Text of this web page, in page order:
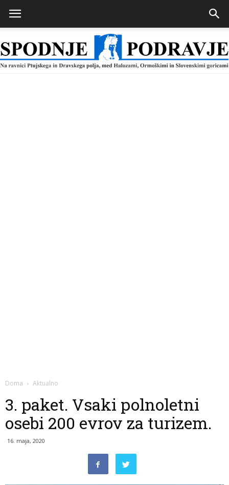
Doma Aktualno
3. paket. Vsaki polnoletni
osebi 200 evrov za turizem.
16. maja, 2020